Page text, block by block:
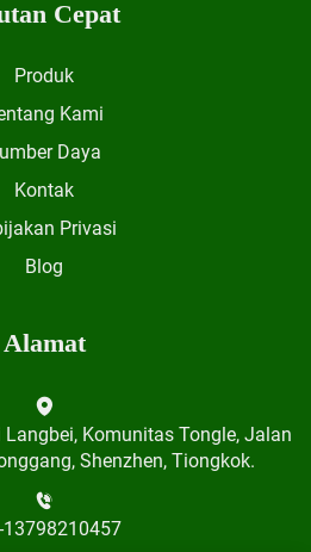
Cepat
Produk
Kami
Daya
Kontak
Privasi
Blog
Alamat
Komunitas Tongle, Jalan
Shenzhen, Tiongkok.
13798210457